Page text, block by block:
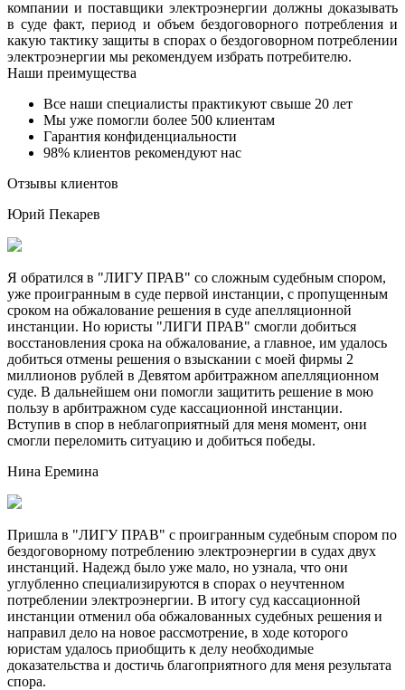
компании и поставщики электроэнергии должны доказывать
в суде факт, период и объем бездоговорного потребления и
какую тактику защиты в спорах о бездоговорном потреблении
электроэнергии мы рекомендуем избрать потребителю.
Наши преимущества
Все наши специалисты практикуют свыше 20 лет
Мы уже помогли более 500 клиентам
Гарантия конфиденциальности
98% клиентов рекомендуют нас
Отзывы клиентов
Юрий Пекарев
Я обратился в "ЛИГУ ПРАВ" со сложным судебным спором,
уже проигранным в суде первой инстанции, с пропущенным
сроком на обжалование решения в суде апелляционной
инстанции. Но юристы "ЛИГИ ПРАВ" смогли добиться
восстановления срока на обжалование, а главное, им удалось
добиться отмены решения о взыскании с моей фирмы 2
миллионов рублей в Девятом арбитражном апелляционном
суде. В дальнейшем они помогли защитить решение в мою
пользу в арбитражном суде кассационной инстанции.
Вступив в спор в неблагоприятный для меня момент, они
смогли переломить ситуацию и добиться победы.
Нина Еремина
Пришла в "ЛИГУ ПРАВ" с проигранным судебным спором по
бездоговорному потреблению электроэнергии в судах двух
инстанций. Надежд было уже мало, но узнала, что они
углубленно специализируются в спорах о неучтенном
потреблении электроэнергии. В итогу суд кассационной
инстанции отменил оба обжалованных судебных решения и
направил дело на новое рассмотрение, в ходе которого
юристам удалось приобщить к делу необходимые
доказательства и достичь благоприятного для меня результата
спора.